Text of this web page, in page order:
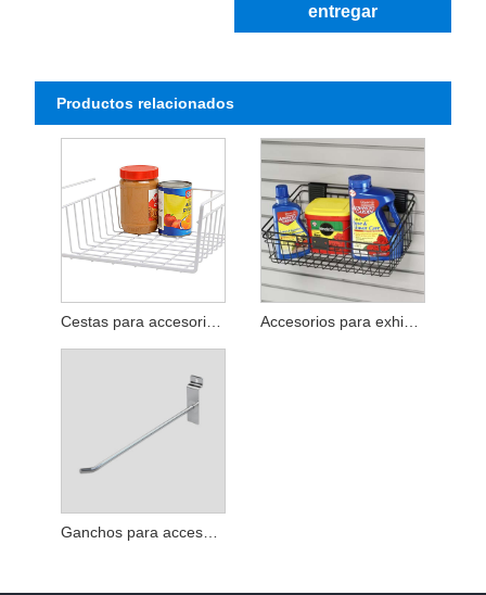
entregar
Productos relacionados
Cestas para accesorios de exhibición de Gridwall Accesorios para exhibidores de rejilla Ganchos para clavijas
Ganchos para accesorios metálicos de Slatwall